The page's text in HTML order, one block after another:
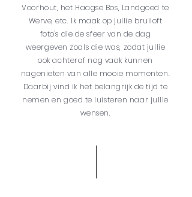
Voorhout, het Haagse Bos, Landgoed te
Werve, etc. Ik maak op jullie bruiloft
foto's die de sfeer van de dag
weergeven zoals die was, zodat jullie
ook achteraf nog vaak kunnen
nagenieten van alle mooie momenten.
Daarbij vind ik het belangrijk de tijd te
nemen en goed te luisteren naar jullie
wensen.